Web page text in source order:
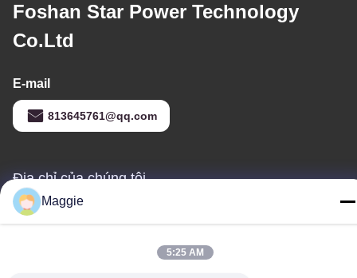
Foshan Star Power Technology
Co.Ltd
E-mail
813645761@qq.com
Địa chỉ của chúng tôi
Địa chỉ
Chancheng, Thành phố Foshan, tỉnh Quảng Đông.
Maggie
5:25 AM